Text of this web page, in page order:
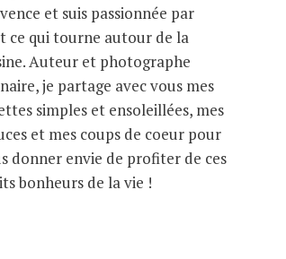
et suis passionnée par
ce qui tourne autour de la
Auteur et photographe
je partage avec vous mes
simples et ensoleillées, mes
et mes coups de coeur pour
donner envie de profiter de ces
bonheurs de la vie !